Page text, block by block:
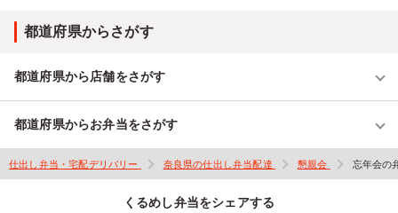
都道府県からさがす
都道府県から店舗をさがす
都道府県からお弁当をさがす
仕出し弁当・宅配デリバリー 奈良県の仕出し弁当配達 懇親会 忘年会の
くるめし弁当をシェアする